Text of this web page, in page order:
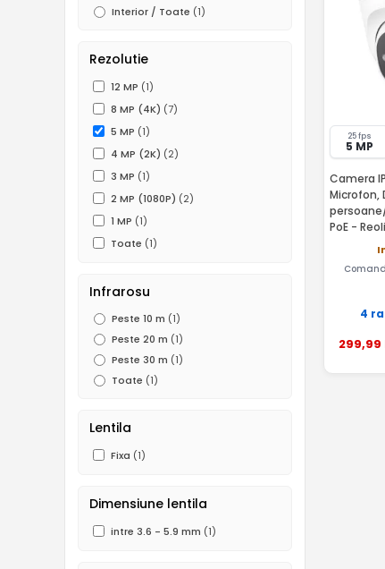
Interior / Toate (1)
Rezolutie
12 MP (1)
8 MP (4K) (7)
5 MP (1)
4 MP (2K) (2)
3 MP (1)
2 MP (1080P) (2)
1 MP (1)
Toate (1)
Infrarosu
Peste 10 m (1)
Peste 20 m (1)
Peste 30 m (1)
Toate (1)
Lentila
Fixa (1)
Dimensiune lentila
intre 3.6 - 5.9 mm (1)
25 fps
5 MP
Camera
Microfon,
PoE -
4
299,99